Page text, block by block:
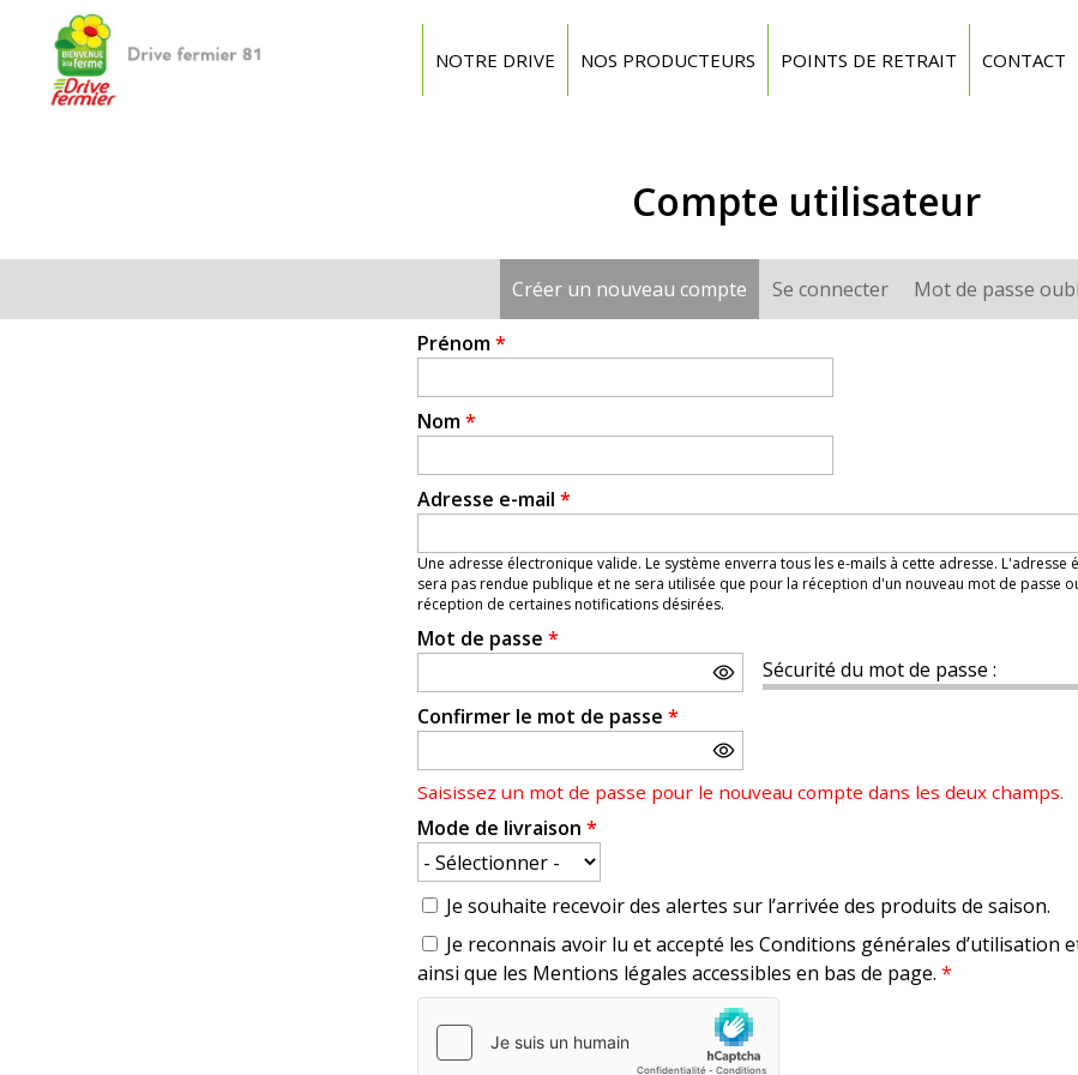
NOTRE DRIVE NOS PRODUCTEURS POINTS DE RETRAIT CONTACT
Compte utilisateur
principaux
Créer un nouveau compte (onglet actif)
Se connecter Mot de passe
Prénom*
Nom*
Adresse e-mail *
Une adresse électronique valide. Le système enverra tous les e-mails à cette adresse. L'adresse
sera pas rendue publique et ne sera utilisée que pour la réception d'un nouveau mot de passe
réception de certaines notifications désirées.
Mot de passe *
Sécurité du mot de passe :
Confirmer le mot de passe *
Saisissez un mot de passe pour le nouveau compte dans les deux champs.
Mode de livraison *
Je souhaite recevoir des alertes sur l’arrivée des produits de saison.
Je reconnais avoir lu et accepté les Conditions générales d’utilisation
ainsi que les Mentions légales accessibles en bas de page. *